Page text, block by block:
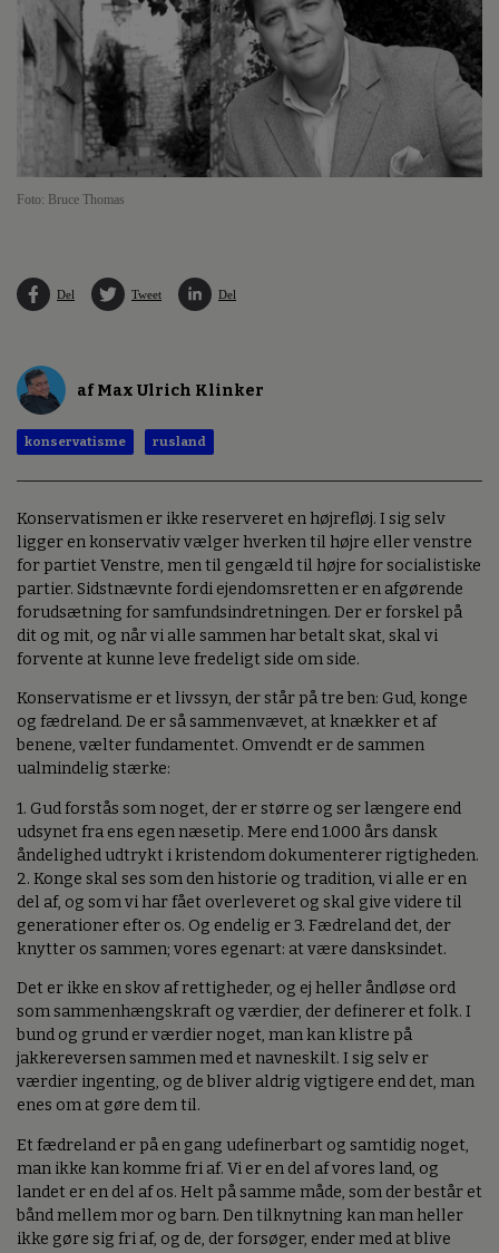
Foto: Bruce Thomas
Del Tweet Del
af Max Ulrich Klinker
konservatisme rusland
Konservatismen er ikke reserveret en højrefløj. I sig selv
ligger en konservativ vælger hverken til højre eller venstre
for partiet Venstre, men til gengæld til højre for socialistiske
partier. Sidstnævnte fordi ejendomsretten er en afgørende
forudsætning for samfundsindretningen. Der er forskel på
dit og mit, og når vi alle sammen har betalt skat, skal vi
forvente at kunne leve fredeligt side om side.
Konservatisme er et livssyn, der står på tre ben: Gud, konge
og fædreland. De er så sammenvævet, at knækker et af
benene, vælter fundamentet. Omvendt er de sammen
ualmindelig stærke:
1. Gud forstås som noget, der er større og ser længere end
udsynet fra ens egen næsetip. Mere end 1.000 års dansk
åndelighed udtrykt i kristendom dokumenterer rigtigheden.
2. Konge skal ses som den historie og tradition, vi alle er en
del af, og som vi har fået overleveret og skal give videre til
generationer efter os. Og endelig er 3. Fædreland det, der
knytter os sammen; vores egenart: at være dansksindet.
Det er ikke en skov af rettigheder, og ej heller åndløse ord
som sammenhængskraft og værdier, der definerer et folk. I
bund og grund er værdier noget, man kan klistre på
jakkereversen sammen med et navneskilt. I sig selv er
værdier ingenting, og de bliver aldrig vigtigere end det, man
enes om at gøre dem til.
Et fædreland er på en gang udefinerbart og samtidig noget,
man ikke kan komme fri af. Vi er en del af vores land, og
landet er en del af os. Helt på samme måde, som der består et
bånd mellem mor og barn. Den tilknytning kan man heller
ikke gøre sig fri af, og de, der forsøger, ender med at blive